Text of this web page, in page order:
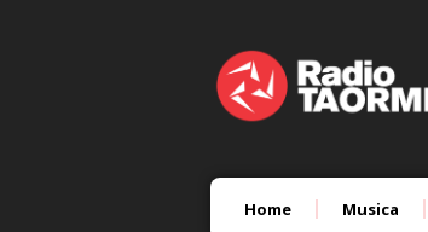
Home Musica